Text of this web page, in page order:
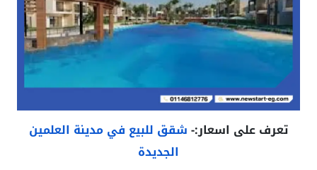
تعرف على اسعار:-شقق للبيع في مدينة العلمين
الجديدة